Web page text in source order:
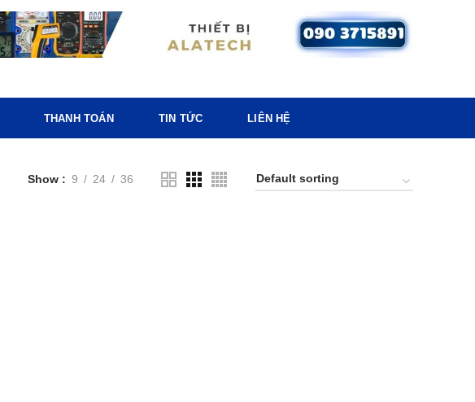
THANH TOÁN TIN TỨC LIÊN HỆ
Show 9 24 36